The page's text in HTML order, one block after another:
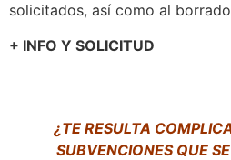
solicitados, así como al
+ INFO Y SOLICITUD
¿TE RESULTA
SUBVENCIONES QUE